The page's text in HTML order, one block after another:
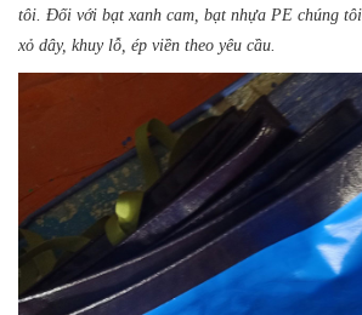
tôi. Đối với bạt xanh cam, bạt nhựa PE chúng
xỏ dây, khuy lỗ, ép viền theo yêu cầu.